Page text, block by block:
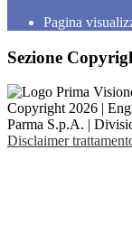
Pagina
Sezione
Copyright 2026 |
Parma S.p.A. |
Disclaimer